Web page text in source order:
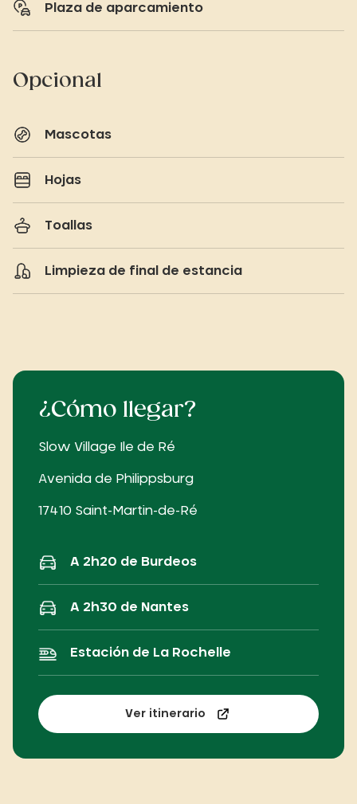
Plaza de aparcamiento
Opcional
Mascotas
Hojas
Toallas
Limpieza de final de estancia
¿Cómo llegar?
Slow Village Ile de Ré
Avenida de Philippsburg
17410 Saint-Martin-de-Ré
A 2h20 de Burdeos
A 2h30 de Nantes
Estación de La Rochelle
Ver itinerario